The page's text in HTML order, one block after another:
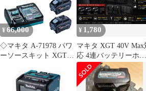
¥ 66,000
◇マキタ A-71978 パワ
ーソースキット XGT3
リ：BL4050F x2個+1口
急速充電器：
¥ 1,780
マキタ XGT 40V Max
応 4連バッテリーホル
ダー ブラック